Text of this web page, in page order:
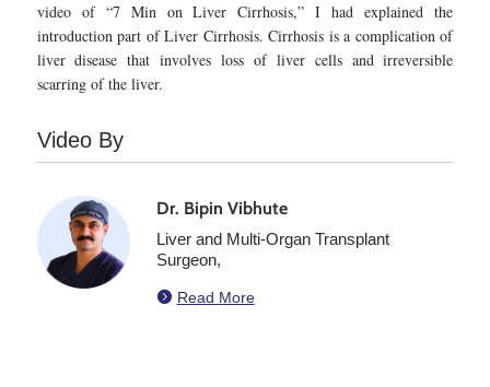
video of “7 Min on Liver Cirrhosis,” I had explained the
introduction part of Liver Cirrhosis. Cirrhosis is a complication of
liver disease that involves loss of liver cells and irreversible
scarring of the liver.
Video By
Dr. Bipin Vibhute
Liver and Multi-Organ Transplant
Surgeon,
 Read More